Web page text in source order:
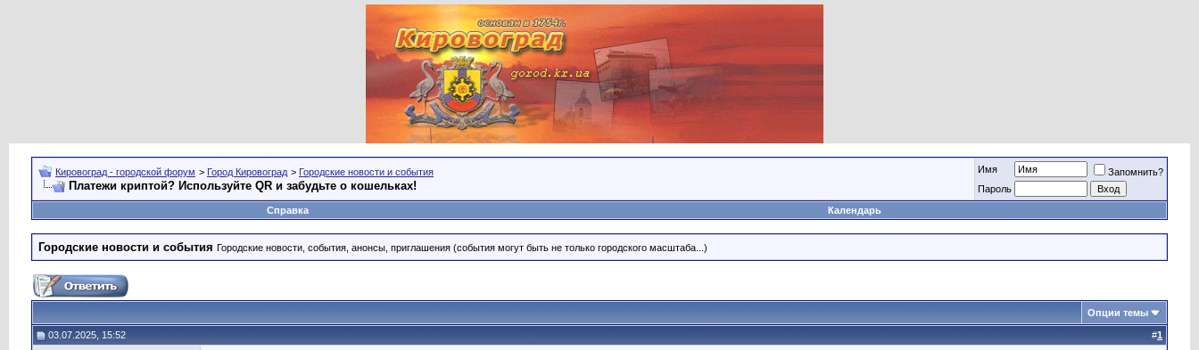
Кировоград - городской форум > Город Кировоград > Городские новости и события
Платежи криптой? Используйте QR и забудьте о кошельках!
Имя
Запомнить?
Пароль
Справка
Календарь
Городские новости и события Городские новости, события, анонсы, приглашения (события могут быть не только городского масштаба...)
Опции темы
03.07.2025, 15:52 #1